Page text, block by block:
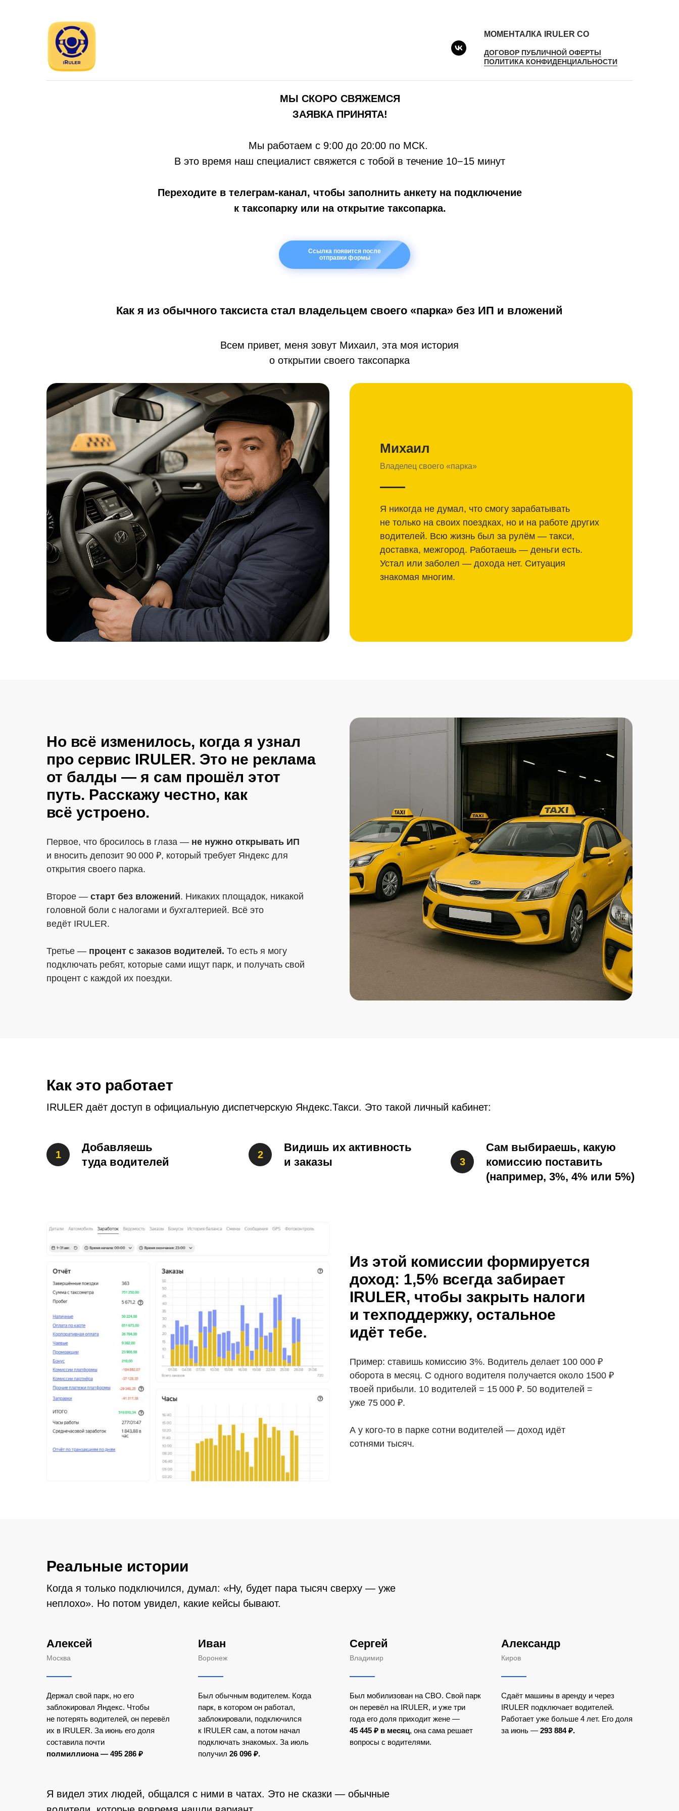
МОМЕНТАЛКА IRULER CO
ДОГОВОР ПУБЛИЧНОЙ ОФЕРТЫ
ПОЛИТИКА КОНФИДЕНЦИАЛЬНОСТИ
МЫ СКОРО СВЯЖЕМСЯ
ЗАЯВКА ПРИНЯТА!
Мы работаем с 9:00 до 20:00 по МСК.
В это время наш специалист свяжется с тобой в течение 10−15 минут
Переходите в телеграм-канал, чтобы заполнить анкету на подключение
к таксопарку или на открытие таксопарка.
Ссылка появится после
отправки формы
Как я из обычного таксиста стал владельцем своего «парка» без ИП и вложений
Всем привет, меня зовут Михаил, эта моя история
о открытии своего таксопарка
Михаил
Владелец своего «парка»
Я никогда не думал, что смогу зарабатывать
не только на своих поездках, но и на работе других
водителей. Всю жизнь был за рулём — такси,
доставка, межгород. Работаешь — деньги есть.
Устал или заболел — дохода нет. Ситуация
знакомая многим.
Но всё изменилось, когда я узнал
про сервис IRULER. Это не реклама
от балды — я сам прошёл этот
путь. Расскажу честно, как
всё устроено.
Первое, что бросилось в глаза — не нужно открывать ИП
и вносить депозит 90 000 ₽, который требует Яндекс для
открытия своего парка.
Второе — старт без вложений. Никаких площадок, никакой
головной боли с налогами и бухгалтерией. Всё это
ведёт IRULER.
Третье — процент с заказов водителей. То есть я могу
подключать ребят, которые сами ищут парк, и получать свой
процент с каждой их поездки.
Как это работает
IRULER даёт доступ в официальную диспетчерскую Яндекс.Такси. Это такой личный кабинет:
Добавляешь
туда водителей
Видишь их активность
и заказы
Сам выбираешь, какую
комиссию поставить
(например, 3%, 4% или 5%)
Из этой комиссии формируется
доход: 1,5% всегда забирает
IRULER, чтобы закрыть налоги
и техподдержку, остальное
идёт тебе.
Пример: ставишь комиссию 3%. Водитель делает 100 000 ₽
оборота в месяц. С одного водителя получается около 1500 ₽
твоей прибыли. 10 водителей = 15 000 ₽. 50 водителей =
уже 75 000 ₽.
А у кого-то в парке сотни водителей — доход идёт
сотнями тысяч.
Реальные истории
Когда я только подключился, думал: «Ну, будет пара тысяч сверху — уже
неплохо». Но потом увидел, какие кейсы бывают.
Алексей
Москва
Держал свой парк, но его
заблокировал Яндекс. Чтобы
не потерять водителей, он перевёл
их в IRULER. За июнь его доля
составила почти
полмиллиона — 495 286 ₽
Иван
Воронеж
Б ыл обычным водителем. Когда
парк, в котором он работал,
заблокировали, подключился
к IRULER сам, а потом начал
подключать знакомых. За июль
получил 26 096 ₽.
Сергей
Владимир
Был мобилизован на СВО. Свой парк
он перевёл на IRULER, и уже три
года его доля приходит жене —
45 445 ₽ в месяц, она сама решает
вопросы с водителями.
Александр
Киров
Сдаёт машины в аренду и через
IRULER подключает водителей.
Работает уже больше 4 лет. Его доля
за июнь — 293 884 ₽.
Я ви дел этих людей, общался с ними в чатах. Это не сказки — обычные